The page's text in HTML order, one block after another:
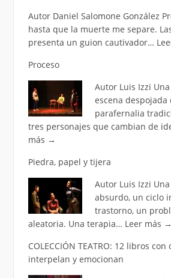
Autor Daniel Salomone González
hasta que la muerte me separe.
presenta un guion cautivador…
Proceso
Autor Luis Izzi
escena despojada
parafernalia
tres personajes que cambian de
más →
Piedra, papel y tijera
Autor Luis Izzi
absurdo, un ciclo
trastorno, un
aleatoria. Una terapia… Leer más →
COLECCIÓN TEATRO: 12 libros
interpelan y emocionan